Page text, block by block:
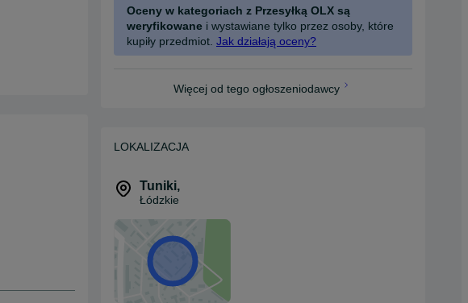
Oceny w kategoriach z Przesyłką OLX są
weryfikowane i wystawiane tylko przez osoby, które
kupiły przedmiot. Jak działają oceny?
Więcej od tego ogłoszeniodawcy
LOKALIZACJA
Tuniki,
Łódzkie